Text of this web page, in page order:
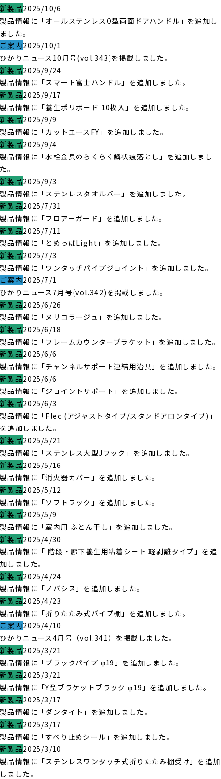
新製品2025/10/6
製品情報に「オールステンレスO型両面ドアハンドル」を追加し
ました。
ご案内2025/10/1
ひかりニュース10月号(vol.343)を掲載しました。
新製品2025/9/24
製品情報に「スマート富士ハンドル」を追加しました。
新製品2025/9/17
製品情報に「養生ポリボード 10枚入」を追加しました。
新製品2025/9/9
製品情報に「カットエースFY」を追加しました。
新製品2025/9/4
製品情報に「水栓金具のらくらく鱗状痕落とし」を追加しまし
た。
新製品2025/9/3
製品情報に「ステンレスタオルバー」を追加しました。
新製品2025/7/31
製品情報に「フロアーガード」を追加しました。
新製品2025/7/11
製品情報に「とめっぱLight」を追加しました。
新製品2025/7/3
製品情報に「ワンタッチパイプジョイント」を追加しました。
ご案内2025/7/1
ひかりニュース7月号(vol.342)を掲載しました。
新製品2025/6/26
製品情報に「ヌリコラージュ」を追加しました。
新製品2025/6/18
製品情報に「フレームカウンターブラケット」を追加しました。
新製品2025/6/6
製品情報に「チャンネルサポート連結用治具」を追加しました。
新製品2025/6/6
製品情報に「ジョイントサポート」を追加しました。
新製品2025/6/3
製品情報に「Flec (アジャストタイプ/スタンドアロンタイプ)」
を追加しました。
新製品2025/5/21
製品情報に「ステンレス大型Jフック」を追加しました。
新製品2025/5/16
製品情報に「消火器カバー」を追加しました。
新製品2025/5/12
製品情報に「ソフトフック」を追加しました。
新製品2025/5/9
製品情報に「室内用 ふとん干し」を追加しました。
新製品2025/4/30
製品情報に「 階段・廊下養生用粘着シート 軽剥離タイプ」を追
加しました。
新製品2025/4/24
製品情報に「ノバシス」を追加しました。
新製品2025/4/23
製品情報に「折りたたみ式パイプ棚」を追加しました。
ご案内2025/4/10
ひかりニュース4月号（vol.341）を掲載しました。
新製品2025/3/21
製品情報に「ブラックパイプ φ19」を追加しました。
新製品2025/3/21
製品情報に「Y型ブラケットブラック φ19」を追加しました。
新製品2025/3/17
製品情報に「ダンタイト」を追加しました。
新製品2025/3/17
製品情報に「すべり止めシール」を追加しました。
新製品2025/3/10
製品情報に「ステンレスワンタッチ式折りたたみ棚受け」を追加
しました。